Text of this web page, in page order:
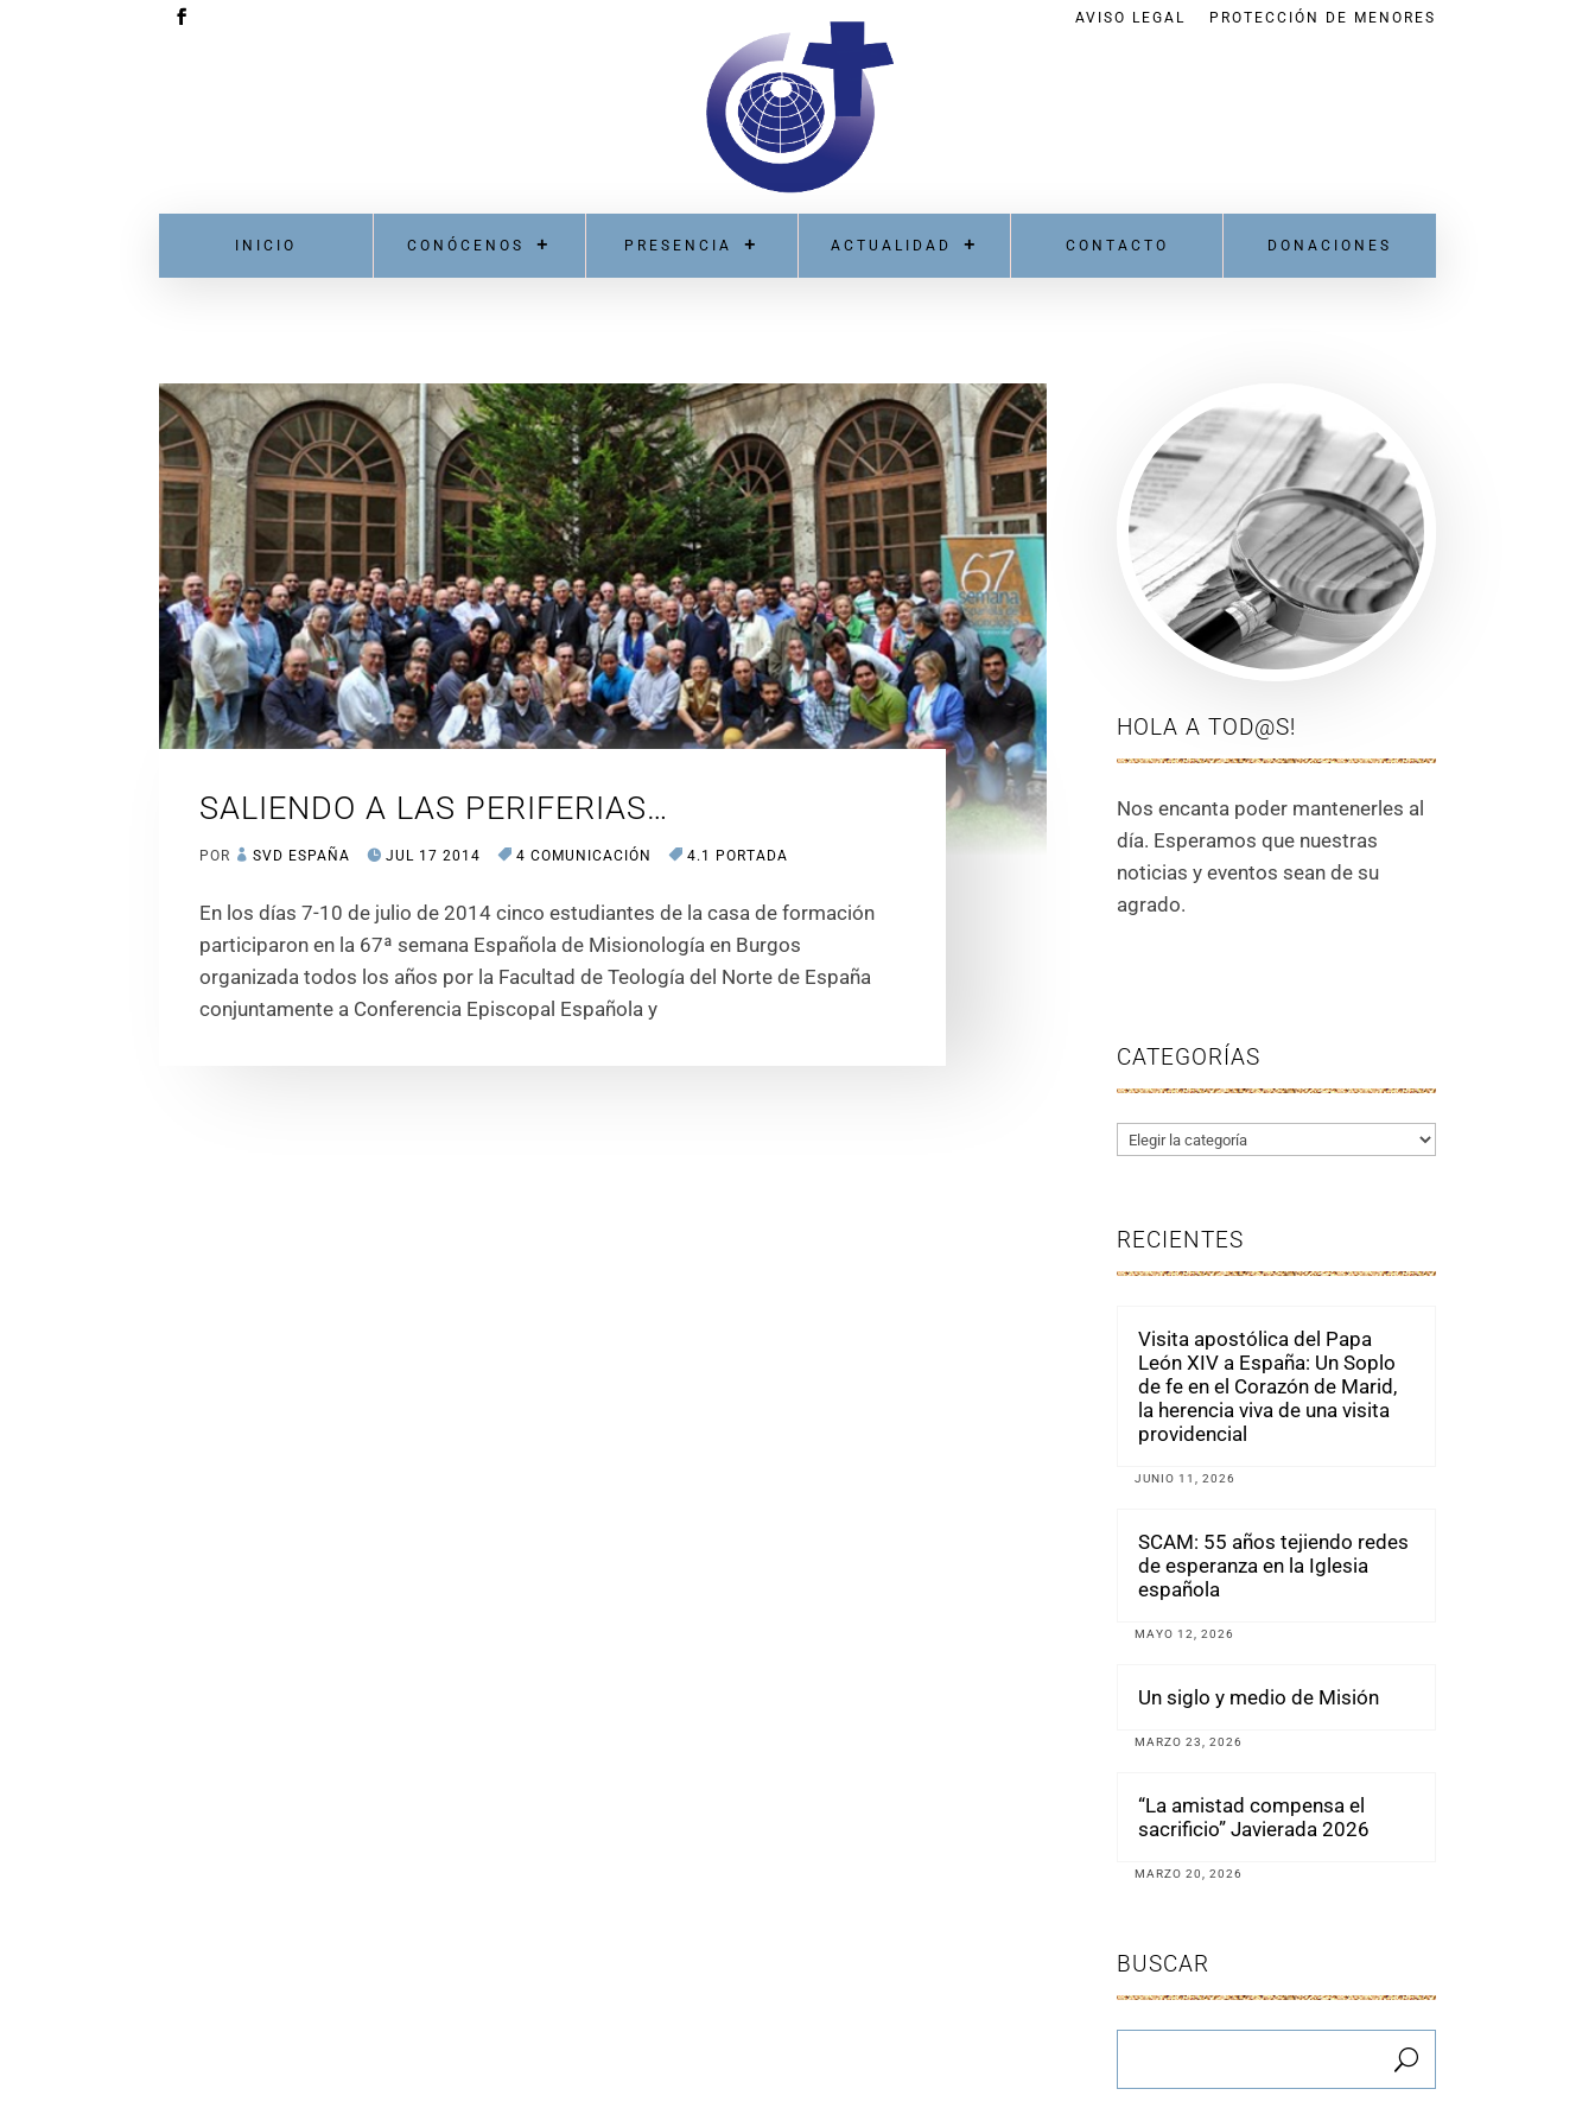
AVISO LEGAL PROTECCIÓN DE MENORES
INICIO CONÓCENOS PRESENCIA ACTUALIDAD CONTACTO DONACIONES
SALIENDO A LAS PERIFERIAS…
POR SVD ESPAÑA JUL 17 2014 4 COMUNICACIÓN 4.1 PORTADA
En los días 7-10 de julio de 2014 cinco estudiantes de la casa de formación
participaron en la 67ª semana Española de Misionología en Burgos
organizada todos los años por la Facultad de Teología del Norte de España
conjuntamente a Conferencia Episcopal Española y
HOLA A TOD@S!
Nos encanta poder mantenerles al
día. Esperamos que nuestras
noticias y eventos sean de su
agrado.
CATEGORÍAS
Categorías
RECIENTES
Visita apostólica del Papa
León XIV a España: Un Soplo
de fe en el Corazón de Marid,
la herencia viva de una visita
providencial
JUNIO 11, 2026
SCAM: 55 años tejiendo redes
de esperanza en la Iglesia
española
MAYO 12, 2026
Un siglo y medio de Misión
MARZO 23, 2026
“La amistad compensa el
sacrificio” Javierada 2026
MARZO 20, 2026
BUSCAR